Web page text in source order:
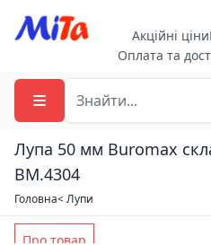
Акційні ціни
Оплата та
Лупа 50 мм Buromax
BM.4304
Головна< Лупи
Про товар